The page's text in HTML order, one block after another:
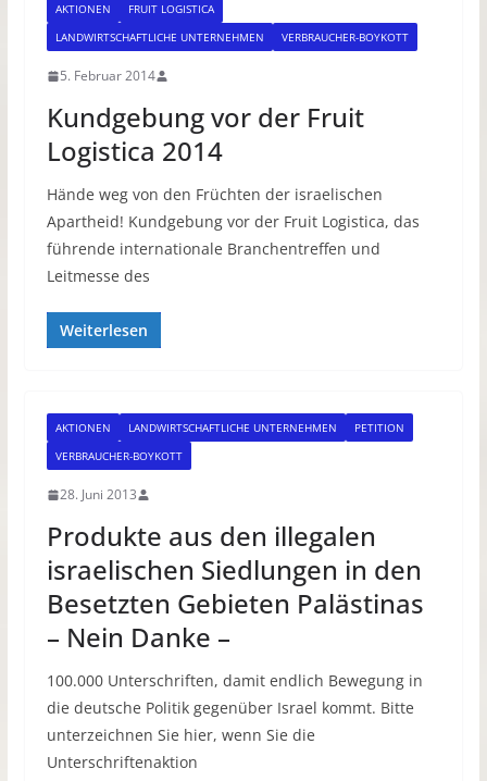
AKTIONEN
FRUIT LOGISTICA
LANDWIRTSCHAFTLICHE UNTERNEHMEN
VERBRAUCHER-BOYKOTT
5. Februar 2014
Kundgebung vor der Fruit
Logistica 2014
Hände weg von den Früchten der israelischen
Apartheid! Kundgebung vor der Fruit Logistica, das
führende internationale Branchentreffen und
Leitmesse des
Weiterlesen
AKTIONEN LANDWIRTSCHAFTLICHE UNTERNEHMEN
PETITION
VERBRAUCHER-BOYKOTT
28. Juni 2013
Produkte aus den illegalen
israelischen Siedlungen in den
Besetzten Gebieten Palästinas
– Nein Danke –
100.000 Unterschriften, damit endlich Bewegung in
die deutsche Politik gegenüber Israel kommt. Bitte
unterzeichnen Sie hier, wenn Sie die
Unterschriftenaktion